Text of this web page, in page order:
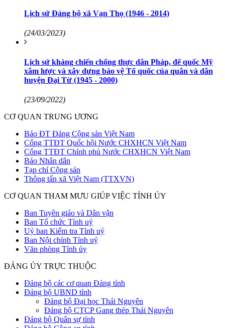
Lịch sử Đảng bộ xã Vạn Thọ (1946 - 2014)
(24/03/2023)
Lịch sử kháng chiến chống thực dân Pháp, đế quốc Mỹ
xâm lược và xây dựng bảo vệ Tổ quốc của quân và dân
huyện Đại Từ (1945 - 2000)
(23/09/2022)
CƠ QUAN TRUNG ƯƠNG
Báo ĐT Đảng Cộng sản Việt Nam
Cổng TTĐT Quốc hội Nước CHXHCN Việt Nam
Cổng TTĐT Chính phủ Nước CHXHCN Việt Nam
Báo Nhân dân
Tạp chí Cộng sản
Thông tấn xã Việt Nam (TTXVN)
CƠ QUAN THAM MƯU GIÚP VIỆC TỈNH ỦY
Ban Tuyên giáo và Dân vận
Ban Tổ chức Tỉnh uỷ
Uỷ ban Kiểm tra Tỉnh uỷ
Ban Nội chính Tỉnh uỷ
Văn phòng Tỉnh ủy
ĐẢNG ỦY TRỰC THUỘC
Đảng bộ các cơ quan Đảng tỉnh
Đảng bộ UBND tỉnh
Đảng bộ Đại học Thái Nguyên
Đảng bộ CTCP Gang thép Thái Nguyên
Đảng bộ Quân sự tỉnh